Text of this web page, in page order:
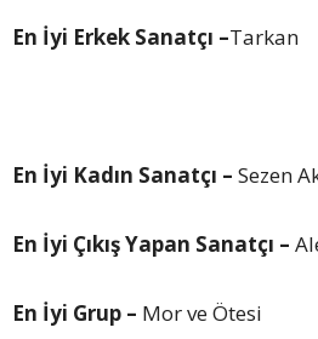
En İyi Erkek Sanatçı –Tarkan
En İyi Kadın Sanatçı – Sezen
En İyi Çıkış Yapan Sanatçı –
En İyi Grup – Mor ve Ötesi